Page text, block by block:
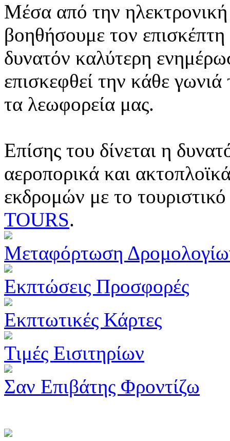
Μέσα από την ηλεκτρονική
βοηθήσουμε τον
δυνατόν καλύτερη
επισκεφθεί την κάθε
τα λεωφορεία μας.
Επίσης του δίνεται η
αεροπορικά και
εκδρομών με το
TOURS.
Μεταφόρτωση
Εκπτώσεις Προσφορές
Εκπτωτικές Κάρτες
Τιμές Εισιτηρίων
Σαν Επιβάτης Φροντίζω